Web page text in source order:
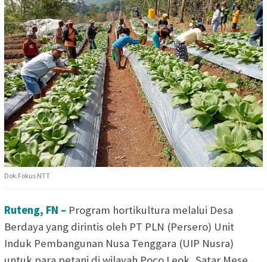
Dok.Fokus NTT
Ruteng, FN – Program hortikultura melalui Desa
Berdaya yang dirintis oleh PT PLN (Persero) Unit
Induk Pembangunan Nusa Tenggara (UIP Nusra)